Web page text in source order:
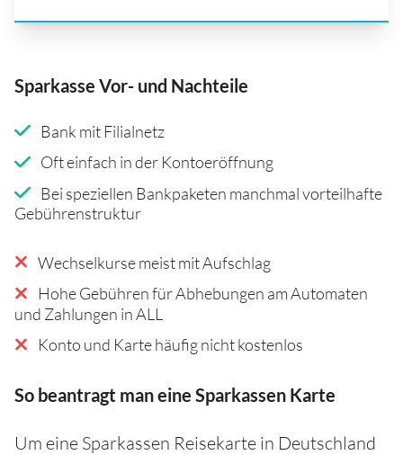
Sparkasse Vor- und Nachteile
Bank mit Filialnetz
Oft einfach in der Kontoeröffnung
Bei speziellen Bankpaketen manchmal vorteilhafte
Gebührenstruktur
Wechselkurse meist mit Aufschlag
Hohe Gebühren für Abhebungen am Automaten
und Zahlungen in ALL
Konto und Karte häufig nicht kostenlos
So beantragt man eine Sparkassen Karte
Um eine Sparkassen Reisekarte in Deutschland